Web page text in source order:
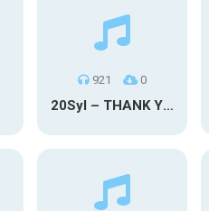
921 0
20Syl – THANK YOU